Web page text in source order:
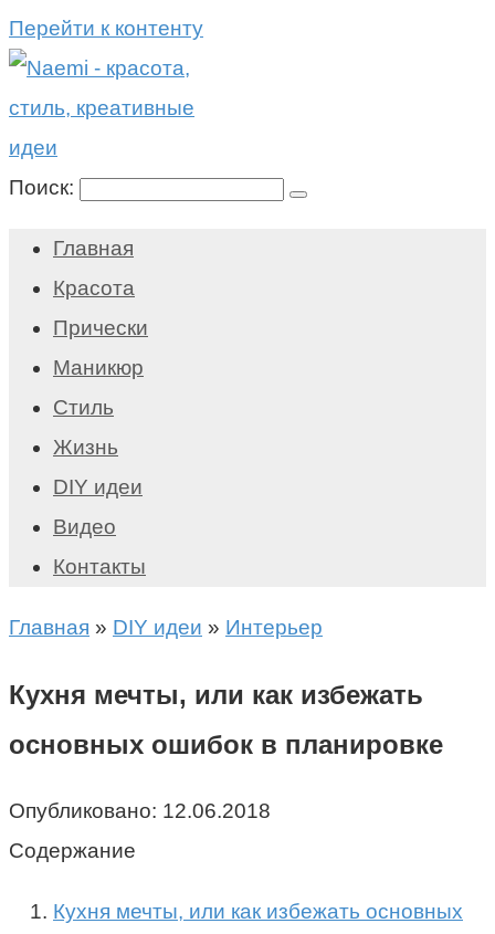
Перейти к контенту
Поиск:
Главная
Красота
Прически
Маникюр
Стиль
Жизнь
DIY идеи
Видео
Контакты
Главная » DIY идеи » Интерьер
Кухня мечты, или как избежать
основных ошибок в планировке
Опубликовано: 12.06.2018
Содержание
Кухня мечты, или как избежать основных